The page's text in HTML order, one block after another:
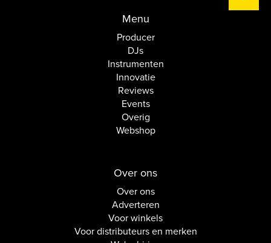
Menu
Producer
DJs
Instrumenten
Innovatie
Reviews
Events
Overig
Webshop
Over ons
Over ons
Adverteren
Voor winkels
Voor distributeurs en merken